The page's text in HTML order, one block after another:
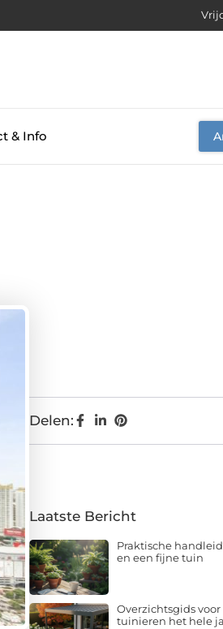
& Info
Delen:
Laatste Bericht
Praktische
en een fijne tuin
Overzichtsgids
tuinieren het hele